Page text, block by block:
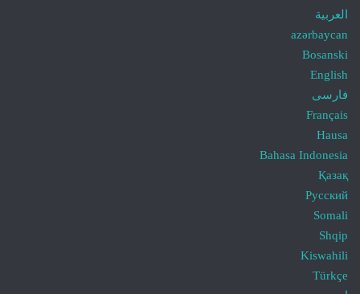
العربية
azərbaycan
Bosanski
English
فارسی
Français
Hausa
Bahasa Indonesia
Қазақ
Русский
Somali
Shqip
Kiswahili
Türkçe